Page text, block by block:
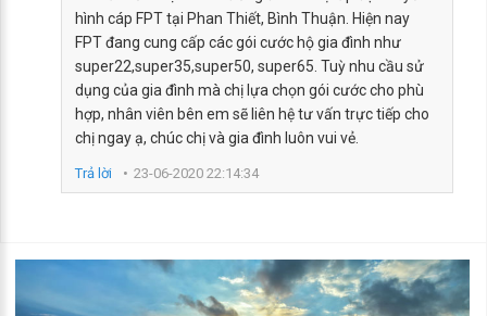
hình cáp FPT tại Phan Thiết, Bình Thuận. Hiện nay
FPT đang cung cấp các gói cước hộ gia đình như
super22,super35,super50, super65. Tuỳ nhu cầu sử
dụng của gia đình mà chị lựa chọn gói cước cho phù
hợp, nhân viên bên em sẽ liên hệ tư vấn trực tiếp cho
chị ngay ạ, chúc chị và gia đình luôn vui vẻ.
Trả lời 23-06-2020 22:14:34